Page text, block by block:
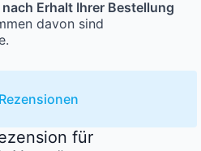
Erhalt Ihrer Bestellung
davon sind
für